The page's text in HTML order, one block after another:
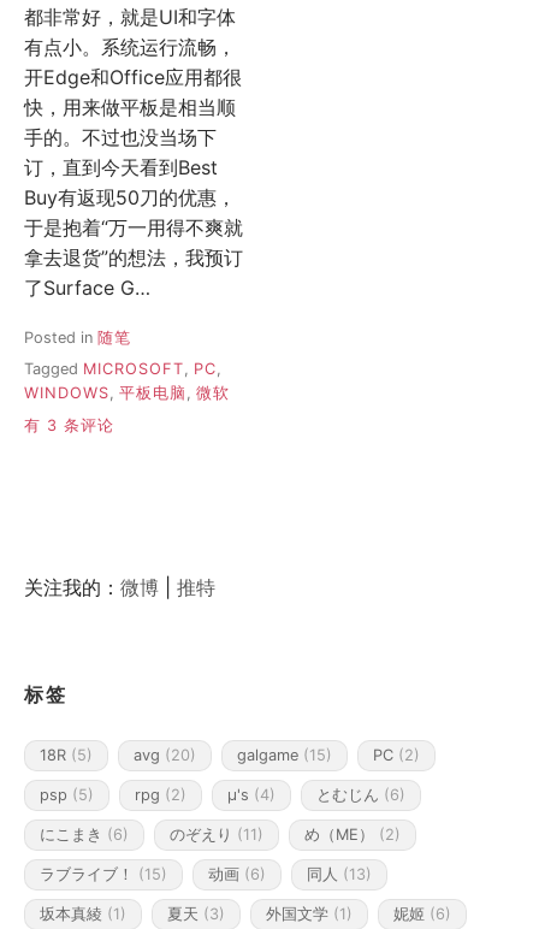
都非常好，就是UI和字体
有点小。系统运行流畅，
开Edge和Office应用都很
快，用来做平板是相当顺
手的。不过也没当场下
订，直到今天看到Best
Buy有返现50刀的优惠，
于是抱着“万一用得不爽就
拿去退货”的想法，我预订
了Surface G…
Posted in 随笔
Tagged MICROSOFT, PC,
WINDOWS, 平板电脑 , 微软
SURFACE
有 3 条评论
关注我的： 微博 推特
标签
18R (5) avg (20) galgame (15) PC (2)
psp (5) rpg (2) μ's (4) とむじん (6)
にこまき (6) のぞえり (11) め（ME） (2)
ラブライブ！ (15) 动画 (6) 同人 (13)
坂本真綾 (1) 夏天 (3) 外国文学 (1) 妮姬 (6)